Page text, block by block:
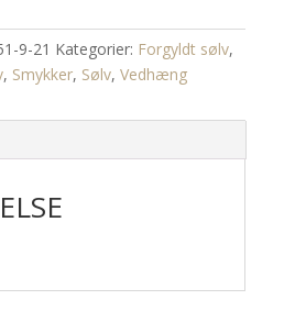
9-21 Kategorier: Forgyldt sølv,
, Smykker, Sølv, Vedhæng